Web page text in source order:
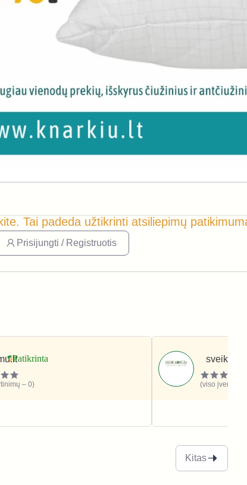
Tai padeda užtikrinti atsiliepimų
Prisijungti / Registruotis
– 0) (viso
Kitas